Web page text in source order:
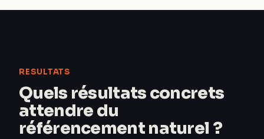
RESULTATS
Quels résultats concrets
attendre du
référencement naturel ?